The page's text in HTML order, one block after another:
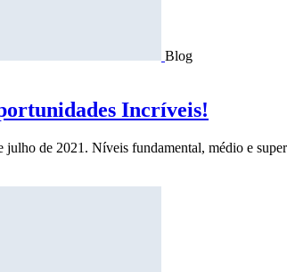
Blog
Incríveis!
de 2021. Níveis fundamental, médio e